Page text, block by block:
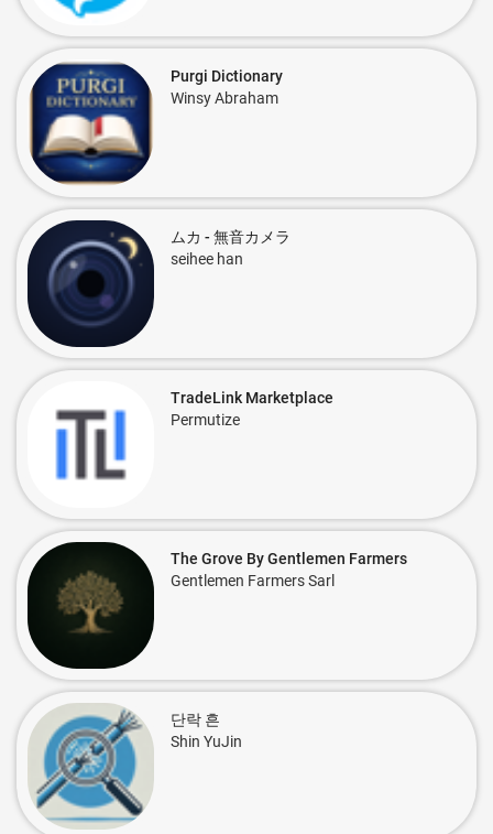
Purgi Dictionary
Winsy Abraham
ムカ - 無音カメラ
seihee han
TradeLink Marketplace
Permutize
The Grove By Gentlemen Farmers
Gentlemen Farmers Sarl
단락 흔
Shin YuJin